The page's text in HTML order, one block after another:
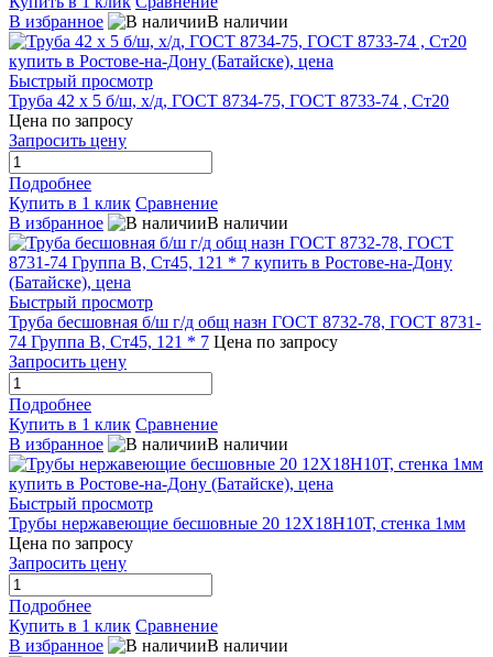
В избранное
В наличии
Быстрый просмотр
Труба 42 х 5 б/ш, х/д, ГОСТ 8734-75, ГОСТ 8733-74 , Ст20
Цена по запросу
Запросить цену
Подробнее
Купить в 1 клик Сравнение
В избранное
В наличии
Быстрый просмотр
Труба бесшовная б/ш г/д общ назн ГОСТ 8732-78, ГОСТ 8731-
74 Группа В, Ст45, 121 * 7 Цена по запросу
Запросить цену
Подробнее
Купить в 1 клик Сравнение
В избранное
В наличии
Быстрый просмотр
Трубы нержавеющие бесшовные 20 12Х18Н10Т, стенка 1мм
Цена по запросу
Запросить цену
Подробнее
Купить в 1 клик Сравнение
В избранное
В наличии